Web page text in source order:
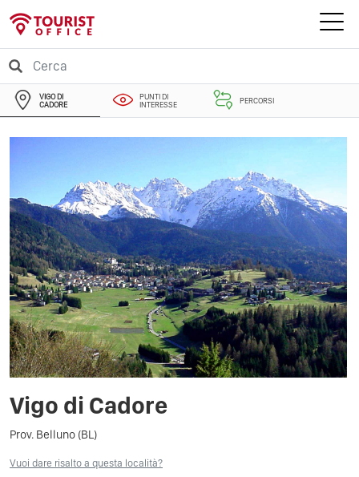
VIGO DI
CADORE
PUNTI DI
INTERESSE
PERCORSI
Vigo di Cadore
Prov. Belluno (BL)
Vuoi dare risalto a questa località?